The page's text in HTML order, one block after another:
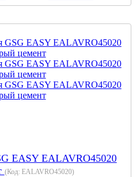
EASY EALAVRO45020
(Код: EALAVRO45020)